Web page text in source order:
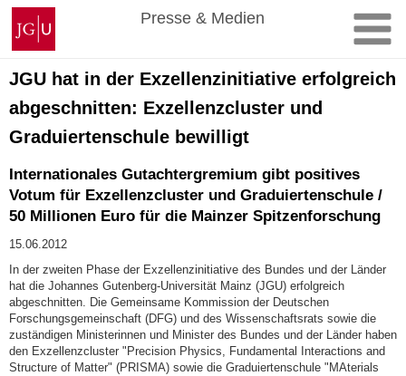
Zum
Inhalt
springen
Johannes
Gutenberg-
Universität
Mainz
Presse & Medien
JGU hat in der Exzellenzinitiative erfolgreich
abgeschnitten: Exzellenzcluster und
Graduiertenschule bewilligt
Internationales Gutachtergremium gibt positives
Votum für Exzellenzcluster und Graduiertenschule /
50 Millionen Euro für die Mainzer Spitzenforschung
15.06.2012
In der zweiten Phase der Exzellenzinitiative des Bundes und der Länder
hat die Johannes Gutenberg-Universität Mainz (JGU) erfolgreich
abgeschnitten. Die Gemeinsame Kommission der Deutschen
Forschungsgemeinschaft (DFG) und des Wissenschaftsrats sowie die
zuständigen Ministerinnen und Minister des Bundes und der Länder haben
den Exzellenzcluster "Precision Physics, Fundamental Interactions and
Structure of Matter" (PRISMA) sowie die Graduiertenschule "MAterials